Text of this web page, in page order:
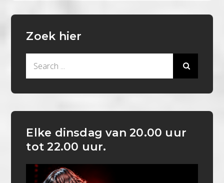
Zoek hier
Elke dinsdag van 20.00 uur
tot 22.00 uur.